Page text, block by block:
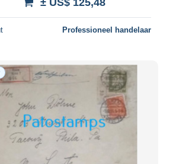
Professioneel handelaar